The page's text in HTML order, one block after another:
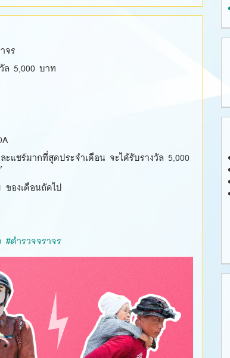
จร
ล 5,000 บาท
ชร์มากที่สุดประจำเดือน จะได้รับรางวัล 5,000
องเดือนถัดไป
#ตำรวจจราจร